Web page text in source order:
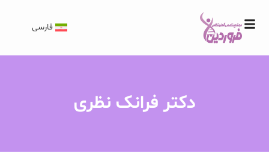
فارسی
دکتر فرانک نظری